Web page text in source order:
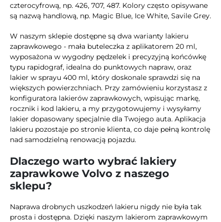
czterocyfrową, np. 426, 707, 487. Kolory często opisywane
są nazwą handlową, np. Magic Blue, Ice White, Savile Grey.
W naszym sklepie dostępne są dwa warianty lakieru
zaprawkowego - mała buteleczka z aplikatorem 20 ml,
wyposażona w wygodny pędzelek i precyzyjną końcówkę
typu rapidograf, idealna do punktowych napraw, oraz
lakier w sprayu 400 ml, który doskonale sprawdzi się na
większych powierzchniach. Przy zamówieniu korzystasz z
konfiguratora lakierów zaprawkowych, wpisując markę,
rocznik i kod lakieru, a my przygotowujemy i wysyłamy
lakier dopasowany specjalnie dla Twojego auta. Aplikacja
lakieru pozostaje po stronie klienta, co daje pełną kontrolę
nad samodzielną renowacją pojazdu.
Dlaczego warto wybrać lakiery
zaprawkowe Volvo z naszego
sklepu?
Naprawa drobnych uszkodzeń lakieru nigdy nie była tak
prosta i dostępna. Dzięki naszym lakierom zaprawkowym